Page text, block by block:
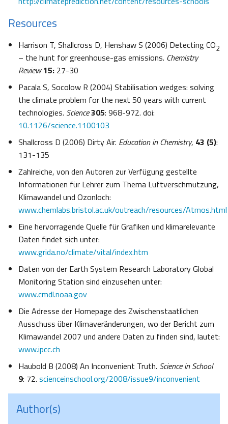
Resources
Harrison T, Shallcross D, Henshaw S (2006) Detecting CO2
– the hunt for greenhouse-gas emissions. Chemistry
Review15: 27-30
Pacala S, Socolow R (2004) Stabilisation wedges: solving
the climate problem for the next 50 years with current
technologies. Science305: 968-972. doi:
10.1126/science.1100103
Shallcross D (2006) Dirty Air. Education in Chemistry, 43 (5):
131-135
Zahlreiche, von den Autoren zur Verfügung gestellte
Informationen für Lehrer zum Thema Luftverschmutzung,
Klimawandel und Ozonloch:
www.chemlabs.bristol.ac.uk/outreach/resources/Atmos.html
Eine hervorragende Quelle für Grafiken und klimarelevante
Daten findet sich unter:
www.grida.no/climate/vital/index.htm
Daten von der Earth System Research Laboratory Global
Monitoring Station sind einzusehen unter:
www.cmdl.noaa.gov
Die Adresse der Homepage des Zwischenstaatlichen
Ausschuss über Klimaveränderungen, wo der Bericht zum
Klimawandel 2007 und andere Daten zu finden sind, lautet:
www.ipcc.ch
Haubold B (2008) An Inconvenient Truth. Science in School
9: 72. scienceinschool.org/2008/issue9/inconvenient
Author(s)